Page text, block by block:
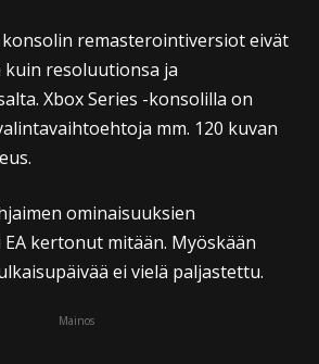
remasterointiversiot eivät
resoluutionsa ja
Xbox Series -konsolilla on
mm. 120 kuvan
ominaisuuksien
kertonut mitään. Myöskään
ei vielä paljastettu.
Mainos